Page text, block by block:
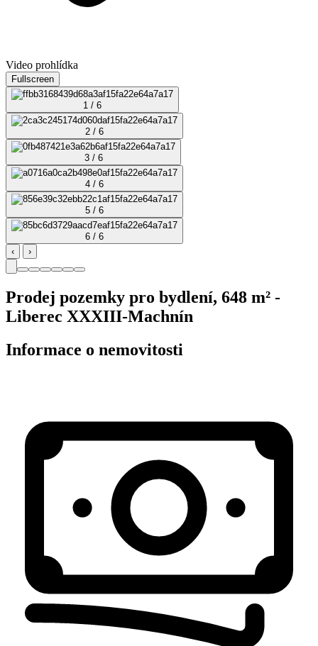
Video prohlídka
Fullscreen
1 / 6
2 / 6
3 / 6
4 / 6
5 / 6
6 / 6
‹
›
Prodej pozemky pro bydlení, 648 m² -
Liberec XXXIII-Machnín
Informace o nemovitosti